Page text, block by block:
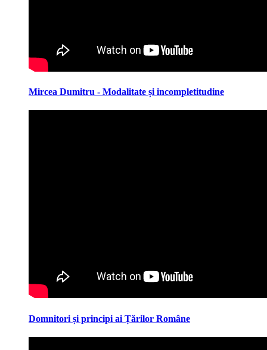
Mircea Dumitru - Modalitate și incompletitudine
Domnitori și principi ai Țărilor Române